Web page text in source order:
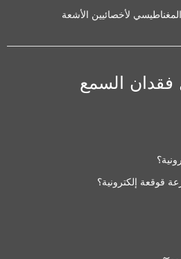
لأخصائيين الأشعة
فقدان السمع
قوقعة إلكترونية؟